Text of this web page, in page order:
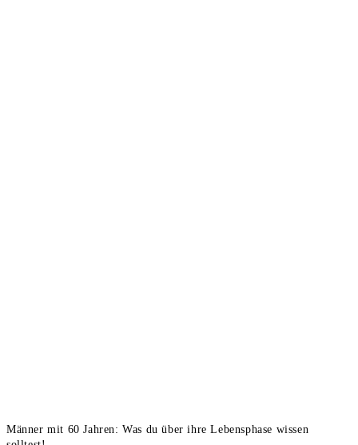
Männer mit 60 Jahren: Was du über ihre Lebensphase wissen